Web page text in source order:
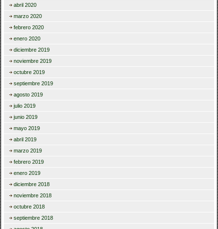
abril 2020
marzo 2020
febrero 2020
enero 2020
diciembre 2019
noviembre 2019
octubre 2019
septiembre 2019
agosto 2019
julio 2019
junio 2019
mayo 2019
abril 2019
marzo 2019
febrero 2019
enero 2019
diciembre 2018
noviembre 2018
octubre 2018
septiembre 2018